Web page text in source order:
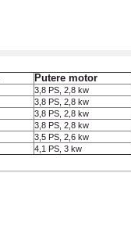
Putere motor
3,8 PS, 2,8 kw
3,8 PS, 2,8 kw
3,8 PS, 2,8 kw
3,8 PS, 2,8 kw
3,5 PS, 2,6 kw
4,1 PS, 3 kw